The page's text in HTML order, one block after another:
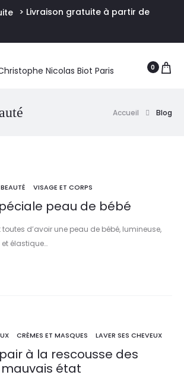
> Livraison gratuite à partir de
0
Accueil Blog
BEAUTÉ VISAGE ET CORPS
peau de bébé
d’avoir une peau de bébé, lumineuse,
élastique…
CRÈMES ET MASQUES LAVER SES CHEVEUX
à la rescousse des
état